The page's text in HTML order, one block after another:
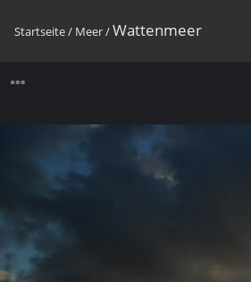
Startseite/ Meer/Wattenmeer